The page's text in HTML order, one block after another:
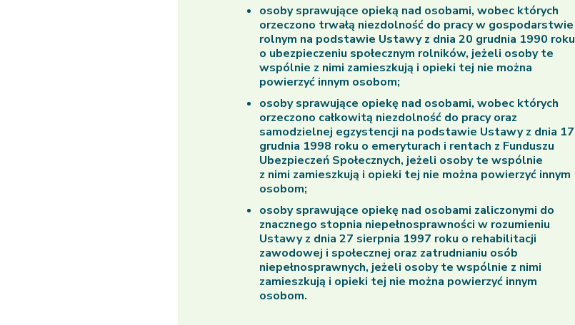
osoby sprawujące opieką nad osobami, wobec których
orzeczono trwałą niezdolność do pracy w gospodarstwie
rolnym na podstawie Ustawy z dnia 20 grudnia 1990 roku
o ubezpieczeniu społecznym rolników, jeżeli osoby te
wspólnie z nimi zamieszkują i opieki tej nie można
powierzyć innym osobom;
osoby sprawujące opiekę nad osobami, wobec których
orzeczono całkowitą niezdolność do pracy oraz
samodzielnej egzystencji na podstawie Ustawy z dnia 17
grudnia 1998 roku o emeryturach i rentach z Funduszu
Ubezpieczeń Społecznych, jeżeli osoby te wspólnie
z nimi zamieszkują i opieki tej nie można powierzyć innym
osobom;
osoby sprawujące opiekę nad osobami zaliczonymi do
znacznego stopnia niepełnosprawności w rozumieniu
Ustawy z dnia 27 sierpnia 1997 roku o rehabilitacji
zawodowej i społecznej oraz zatrudnianiu osób
niepełnosprawnych, jeżeli osoby te wspólnie z nimi
zamieszkują i opieki tej nie można powierzyć innym
osobom.